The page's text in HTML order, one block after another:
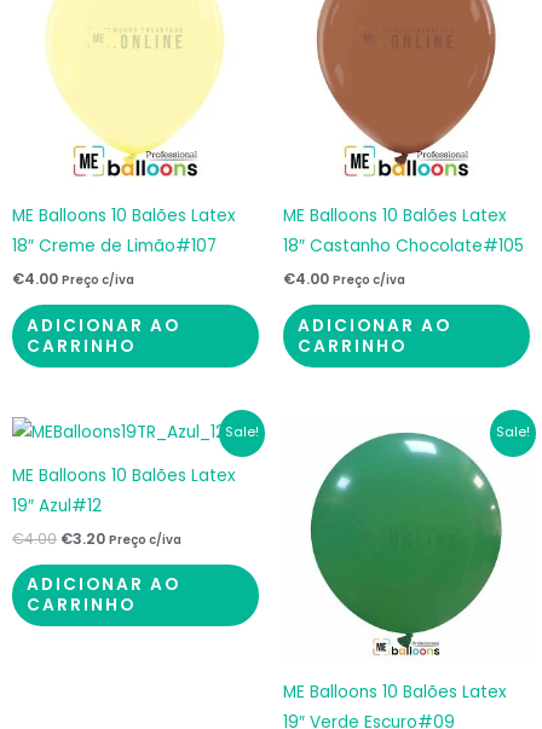
ME Balloons 10 Balões Latex
18″ Creme de Limão#107
€4.00 Preço c/iva
ADICIONAR AO
CARRINHO
ME Balloons 10 Balões Latex
18″ Castanho Chocolate#105
€4.00 Preço c/iva
ADICIONAR AO
CARRINHO
Sale!
ME Balloons 10 Balões Latex
19″ Azul#12
€4.00
O
preço
original
era:
€4.00.
€3.20
O
preço
atual
é:
Preço c/iva
ADICIONAR AO
CARRINHO
Sale!
ME Balloons 10 Balões Latex
19″ Verde Escuro#09
preço
original
era:
€4.00.
preço
atual